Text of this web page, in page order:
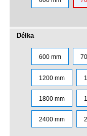
Délka
600 mm
1200 mm
1800 mm
2400 mm